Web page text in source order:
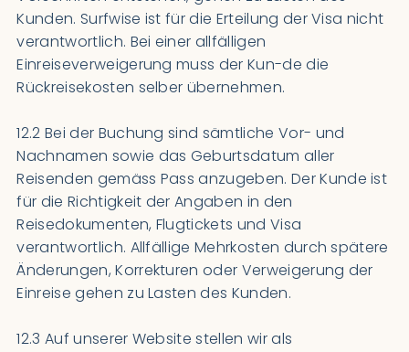
Kunden. Surfwise ist für die Erteilung der Visa nicht
verantwortlich. Bei einer allfälligen
Einreiseverweigerung muss der Kun-de die
Rückreisekosten selber übernehmen.
12.2 Bei der Buchung sind sämtliche Vor- und
Nachnamen sowie das Geburtsdatum aller
Reisenden gemäss Pass anzugeben. Der Kunde ist
für die Richtigkeit der Angaben in den
Reisedokumenten, Flugtickets und Visa
verantwortlich. Allfällige Mehrkosten durch spätere
Änderungen, Korrekturen oder Verweigerung der
Einreise gehen zu Lasten des Kunden.
12.3 Auf unserer Website stellen wir als